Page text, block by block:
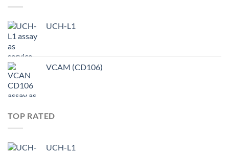
UCH-L1
VCAM (CD106)
TOP RATED
UCH-L1